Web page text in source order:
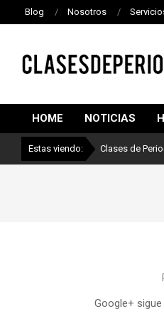
Blog Nosotros
DE
HOME NOTICIAS
Estas viendo: Clases de
Google+